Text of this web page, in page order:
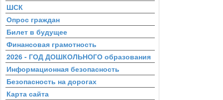
ШСК
Опрос граждан
Билет в будущее
Финансовая грамотность
2026 - ГОД ДОШКОЛЬНОГО образования
Информационная безопасность
Безопасность на дорогах
Карта сайта